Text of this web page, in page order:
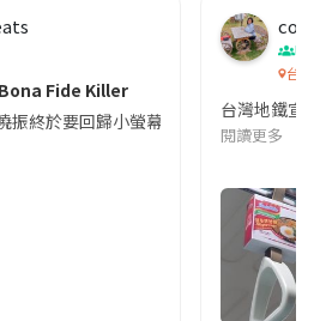
Bona Fide Killer
振終於要回歸小螢幕啦!這次的劇本改編
co
吹
台灣
台灣地鐵宣
閱讀更多